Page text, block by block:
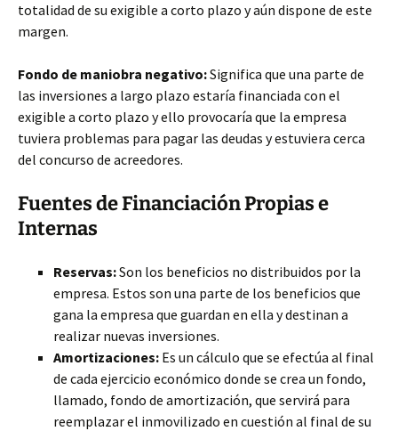
totalidad de su exigible a corto plazo y aún dispone de este
margen.
Fondo de maniobra negativo:Significa que una parte de
las inversiones a largo plazo estaría financiada con el
exigible a corto plazo y ello provocaría que la empresa
tuviera problemas para pagar las deudas y estuviera cerca
del concurso de acreedores.
Fuentes de Financiación Propias e
Internas
Reservas:Son los beneficios no distribuidos por la
empresa. Estos son una parte de los beneficios que
gana la empresa que guardan en ella y destinan a
realizar nuevas inversiones.
Amortizaciones: Es un cálculo que se efectúa al final
de cada ejercicio económico donde se crea un fondo,
llamado, fondo de amortización, que servirá para
reemplazar el inmovilizado en cuestión al final de su